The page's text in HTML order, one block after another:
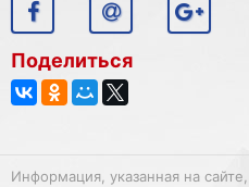
Поделиться
Информация, указанная на